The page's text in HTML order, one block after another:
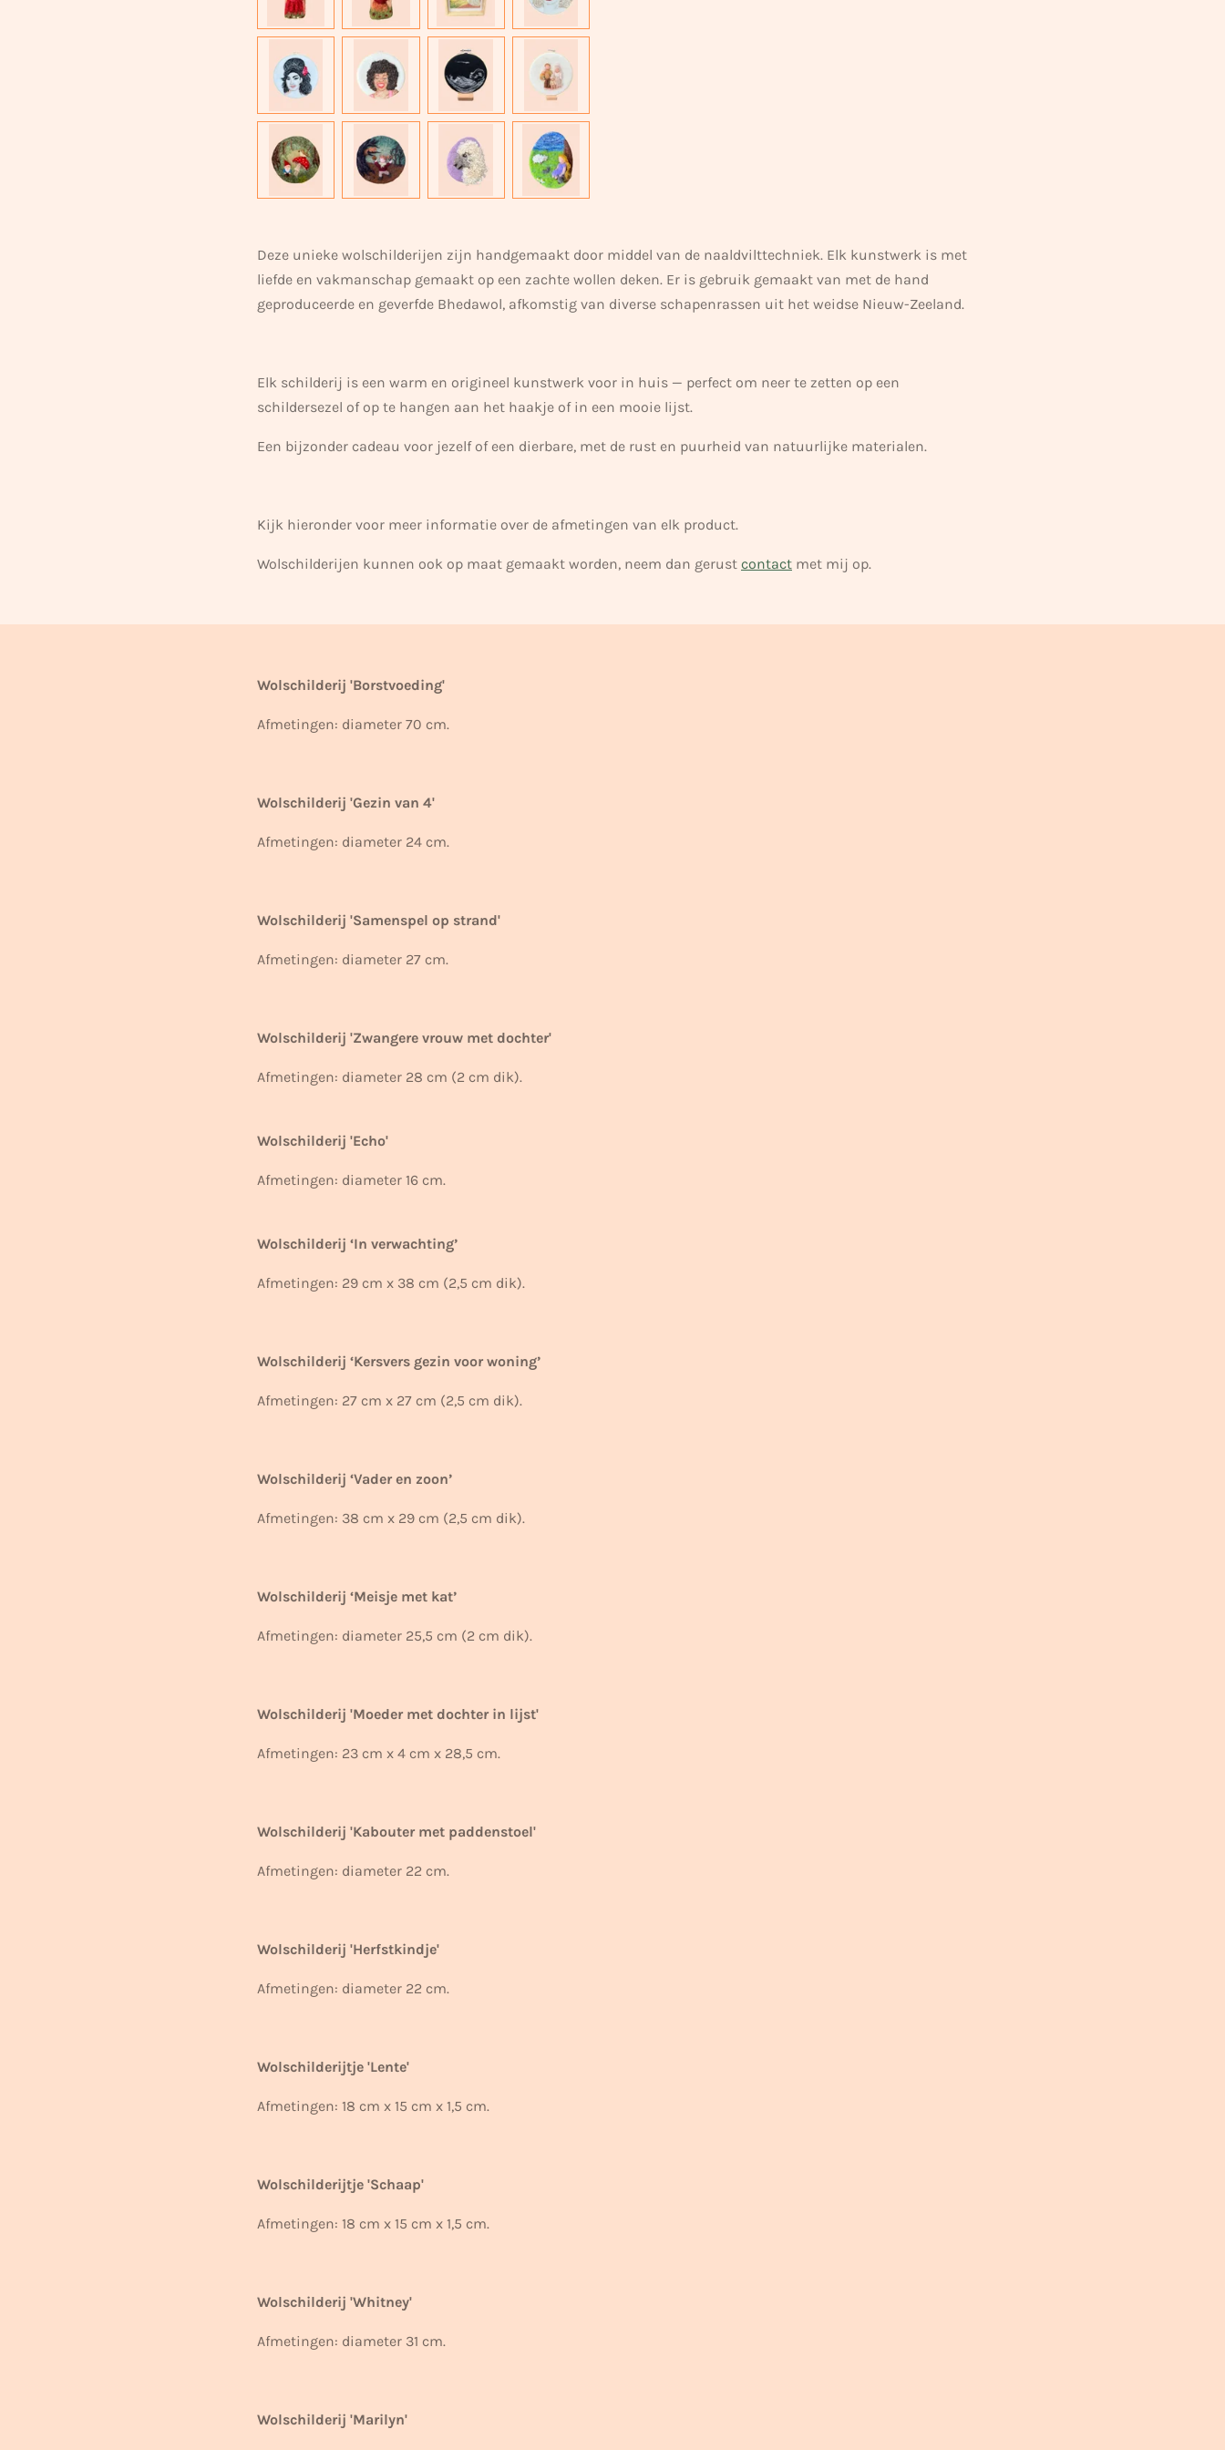
Deze unieke wolschilderijen zijn handgemaakt door middel van de naaldvilttechniek. Elk kunstwerk is met
liefde en vakmanschap gemaakt op een zachte wollen deken. Er is gebruik gemaakt van met de hand
geproduceerde en geverfde Bhedawol, afkomstig van diverse schapenrassen uit het weidse Nieuw-Zeeland.
Elk schilderij is een warm en origineel kunstwerk voor in huis — perfect om neer te zetten op een
schildersezel of op te hangen aan het haakje of in een mooie lijst.
Een bijzonder cadeau voor jezelf of een dierbare, met de rust en puurheid van natuurlijke materialen.
Kijk hieronder voor meer informatie over de afmetingen van elk product.
Wolschilderijen kunnen ook op maat gemaakt worden, neem dan gerust contact met mij op.
Wolschilderij 'Borstvoeding'
Afmetingen: diameter 70 cm.
Wolschilderij 'Gezin van 4'
Afmetingen: diameter 24 cm.
Wolschilderij 'Samenspel op strand'
Afmetingen: diameter 27 cm.
Wolschilderij 'Zwangere vrouw met dochter'
Afmetingen: diameter 28 cm (2 cm dik).
Wolschilderij 'Echo'
Afmetingen: diameter 16 cm.
Wolschilderij ‘In verwachting’
Afmetingen: 29 cm x 38 cm (2,5 cm dik).
Wolschilderij ‘Kersvers gezin voor woning’
Afmetingen: 27 cm x 27 cm (2,5 cm dik).
Wolschilderij ‘Vader en zoon’
Afmetingen: 38 cm x 29 cm (2,5 cm dik).
Wolschilderij ‘Meisje met kat’
Afmetingen: diameter 25,5 cm (2 cm dik).
Wolschilderij 'Moeder met dochter in lijst'
Afmetingen: 23 cm x 4 cm x 28,5 cm.
Wolschilderij 'Kabouter met paddenstoel'
Afmetingen: diameter 22 cm.
Wolschilderij 'Herfstkindje'
Afmetingen: diameter 22 cm.
Wolschilderijtje 'Lente'
Afmetingen: 18 cm x 15 cm x 1,5 cm.
Wolschilderijtje 'Schaap'
Afmetingen: 18 cm x 15 cm x 1,5 cm.
Wolschilderij 'Whitney'
Afmetingen: diameter 31 cm.
Wolschilderij 'Marilyn'